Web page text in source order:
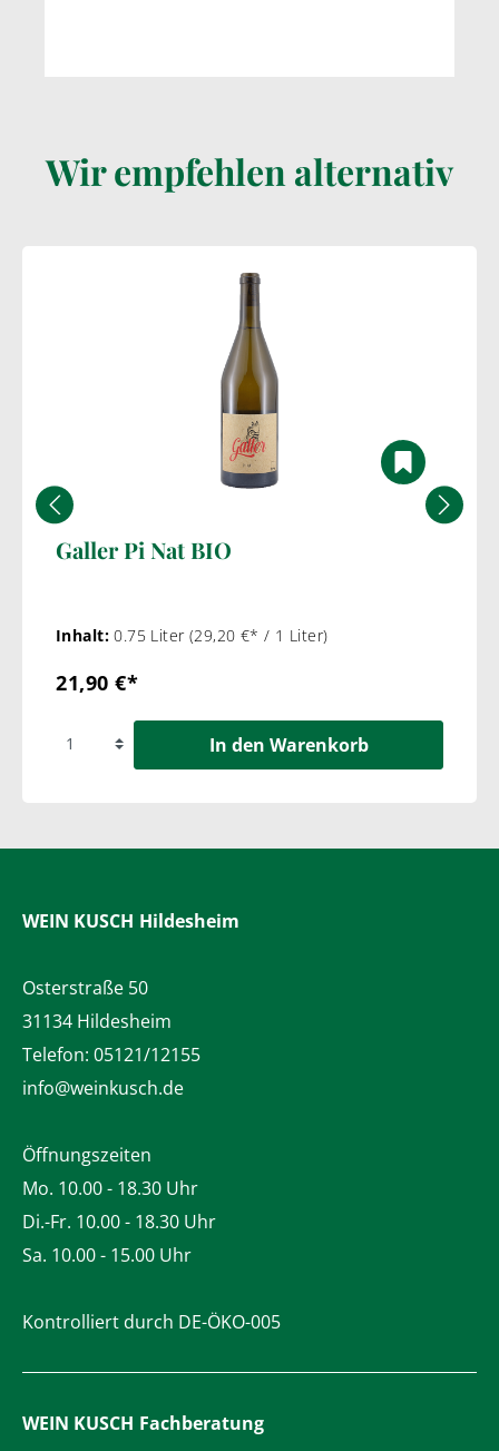
Wir empfehlen alternativ
Galler Pi Nat BIO
Inhalt:0.75 Liter (29,20 €* / 1 Liter)
21,90 €*
In den Warenkorb
WEIN KUSCH Hildesheim
Osterstraße 50
31134 Hildesheim
Telefon: 05121/12155
info@weinkusch.de
Öffnungszeiten
Mo. 10.00 - 18.30 Uhr
Di.-Fr. 10.00 - 18.30 Uhr
Sa. 10.00 - 15.00 Uhr
Kontrolliert durch DE-ÖKO-005
WEIN KUSCH Fachberatung